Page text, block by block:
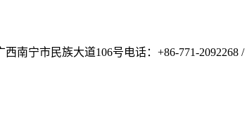
宁市民族大道106号电话：+86-771-2092268 /